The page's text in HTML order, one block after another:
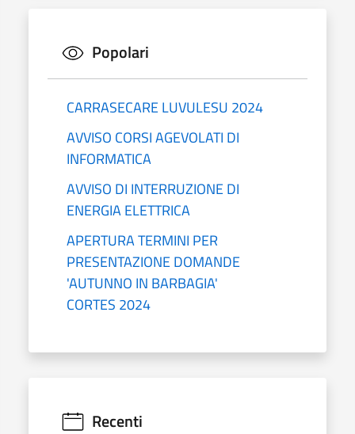
Popolari
CARRASECARE LUVULESU 2024
AVVISO CORSI AGEVOLATI DI
INFORMATICA
AVVISO DI INTERRUZIONE DI
ENERGIA ELETTRICA
APERTURA TERMINI PER
PRESENTAZIONE DOMANDE
'AUTUNNO IN BARBAGIA'
CORTES 2024
Recenti